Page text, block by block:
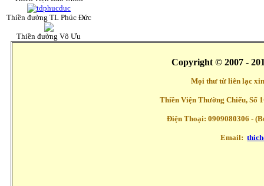
Thiền đường TL Phúc Đức
Thiền đường Vô Ưu
Copyright © 2007 -
Mọi thư từ liên lạc
Thiền Viện Thường Chiếu, Số
Điện Thoại: 0909080306 -
Email: